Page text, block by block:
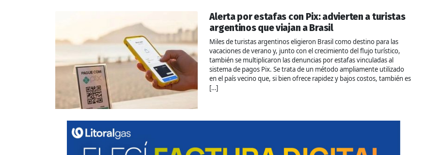
Alerta por estafas con Pix: advierten a turistas
argentinos que viajan a Brasil
Miles de turistas argentinos eligieron Brasil como destino para las
vacaciones de verano y, junto con el crecimiento del flujo turístico,
también se multiplicaron las denuncias por estafas vinculadas al
sistema de pagos Pix. Se trata de un método ampliamente utilizado
en el país vecino que, si bien ofrece rapidez y bajos costos, también es
[…]